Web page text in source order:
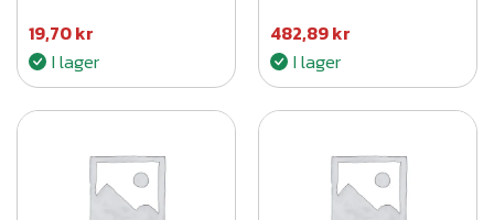
19,70kr
I lager
482,89kr
I lager